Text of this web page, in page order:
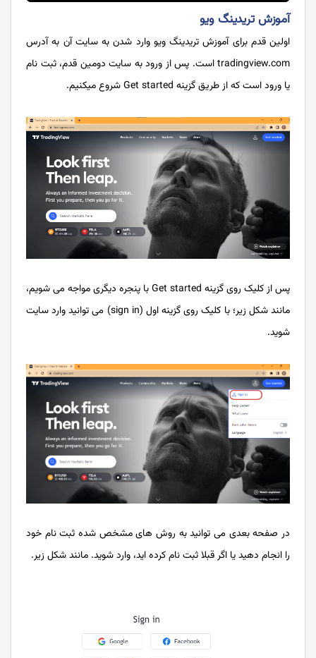
آموزش تریدینگ ویو
اولین قدم برای آموزش تریدینگ ویو وارد شدن به سایت آن به آدرس
tradingview.com است. پس از ورود به سایت دومین قدم، ثبت نام
یا ورود است که از طریق گزینه Get started شروع میکنیم.
پس از کلیک روی گزینه Get started با پنجره دیگری مواجه می شویم،
مانند شکل زیر؛ با کلیک روی گزینه اول (sign in) می توانید وارد سایت
شوید.
در صفحه بعدی می توانید به روش های مشخص شده ثبت نام خود
را انجام دهید یا اگر قبلا ثبت نام کرده اید، وارد شوید. مانند شکل زیر.